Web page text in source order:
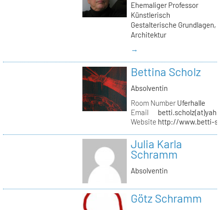
Ehemaliger Professor
Künstlerisch
Gestalterische Grundlagen,
Architektur
→
Bettina Scholz
Absolventin
Room NumberUferhalle
Email
Website http://www.betti-
Julia Karla
Schramm
Absolventin
Götz Schramm